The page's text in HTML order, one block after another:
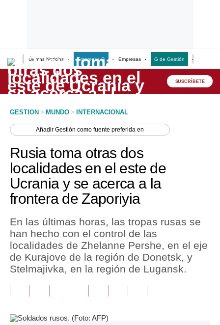
Últimas Noticias Empresas G Empresas G de Gestión
Lo último
Peru Quiosco
Economía
Mercados
Perú
Política
Tu Dinero
Finanzas Personales
Plus G
Opinión
SUSCRÍBETE
GESTION > MUNDO > INTERNACIONAL
AñadirGestión como fuente preferida en
Rusia toma otras dos
localidades en el este de
Ucrania y se acerca a la
frontera de Zaporiyia
En las últimas horas, las tropas rusas se
han hecho con el control de las
localidades de Zhelanne Pershe, en el eje
de Kurajove de la región de Donetsk, y
Stelmajivka, en la región de Lugansk.